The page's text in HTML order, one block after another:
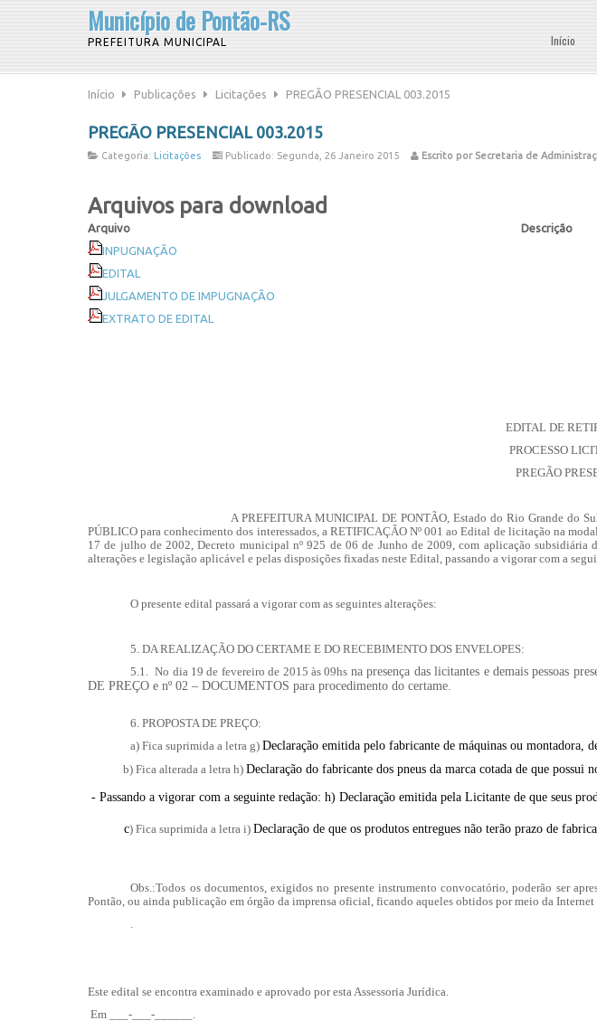
Município de Pontão-RS
PREFEITURA MUNICIPAL Início
Início Publicações Licitações PREGÃO PRESENCIAL 003.2015
PREGÃO PRESENCIAL 003.2015
Categoria: Licitações Publicado: Segunda, 26 Janeiro 2015 Escrito por Secretaria de
Arquivos para download
Arquivo Descrição
INPUGNAÇÃO
EDITAL
JULGAMENTO DE IMPUGNAÇÃO
EXTRATO DE EDITAL
EDITAL DE
PROCESSO
PREGÃO
A PREFEITURA MUNICIPAL DE PONTÃO, Estado do Rio Grande do
PÚBLICO para conhecimento dos interessados, a RETIFICAÇÃO Nº 001ao Edital de licitação na
17 de julho de 2002, Decreto municipal nº 925 de 06 de Junho de 2009, com aplicação
alterações e legislação aplicável e pelas disposições fixadas neste Edital, passando a vigorar com a
O presente edital passará a vigorar com as seguintes alterações:
5. DA REALIZAÇÃO DO CERTAME E DO RECEBIMENTO DOS ENVELOPES:
5.1. No dia 19 de fevereiro de 2015 às 09hs na presença das licitantes e demais pessoas
DE PREÇO e nº 02 – DOCUMENTOS para procedimento do certame.
6. PROPOSTA DE PREÇO:
a) Fica suprimida a letra g) Declaração emitida pelo fabricante de máquinas ou montadora,
b) Fica alterada a letra h) Declaração do fabricante dos pneus da marca cotada de que possui
- Passando a vigorar com a seguinte redação: h) Declaração emitida pela Licitante de que seus
c) Fica suprimida a letra i) Declaração de que os produtos entregues não terão prazo de
Obs.:Todos os documentos, exigidos no presente instrumento convocatório, poderão ser
Pontão, ou ainda publicação em órgão da imprensa oficial, ficando aqueles obtidos por meio da
.
Este edital se encontra examinado e aprovado por esta Assessoria Jurídica.
Em ___-___-______.